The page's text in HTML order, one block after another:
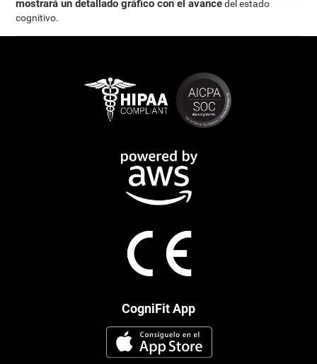
mostrará un detallado gráfico con el avancedel estado
cognitivo.
CogniFit App